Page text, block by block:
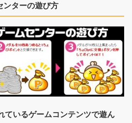
ンターの遊び方
ているゲームコンテンツで遊ん